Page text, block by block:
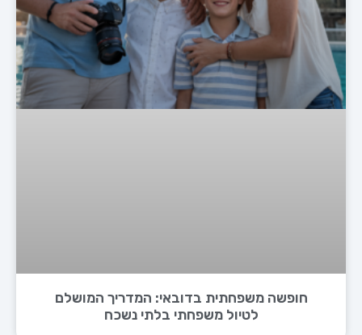
חופשה משפחתית בדובאי: המדריך המושלם
לטיול משפחתי בלתי נשכח